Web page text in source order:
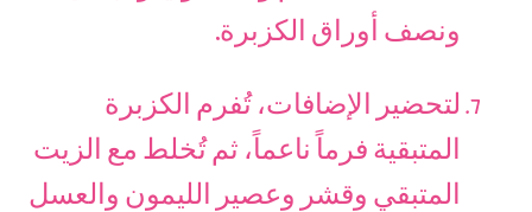
ونصف أوراق الكزبرة.
لتحضير الإضافات، تُفرم الكزبرة
المتبقية فرماً ناعماً، ثم تُخلط مع الزيت
المتبقي وقشر وعصير الليمون والعسل